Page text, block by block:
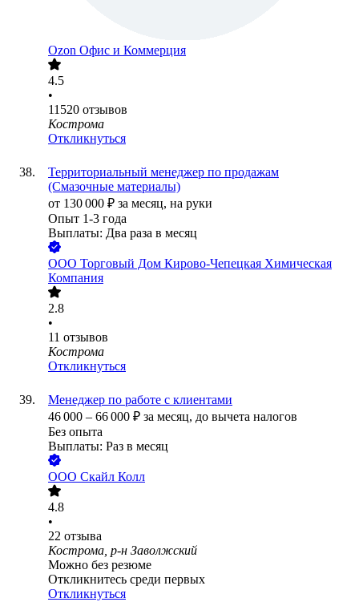
Ozon Офис и Коммерция
4.5
•
11520 отзывов
Кострома
Откликнуться
Территориальный менеджер по продажам
(Смазочные материалы)
от 130 000 ₽ за месяц, на руки
Опыт 1-3 года
Выплаты: Два раза в месяц
ООО Торговый Дом Кирово-Чепецкая Химическая
Компания
2.8
•
11 отзывов
Кострома
Откликнуться
Менеджер по работе с клиентами
46 000 – 66 000 ₽ за месяц, до вычета налогов
Без опыта
Выплаты: Раз в месяц
ООО Скайл Колл
4.8
•
22 отзыва
Кострома, р-н Заволжский
Можно без резюме
Откликнитесь среди первых
Откликнуться